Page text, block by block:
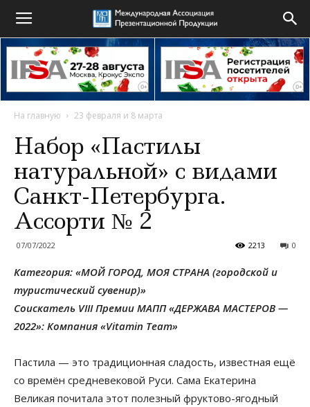
На главную 23 февраля и 8 марта
Набор «Пастилы
натуральной» с видами
Санкт-Петербурга.
Ассорти № 2
07/07/2022 0
2213
Категория: «МОЙ ГОРОД, МОЯ СТРАНА (городской и
туристический сувенир)»
Соискатель VIII Премии МАПП «ДЕРЖАВА МАСТЕРОВ —
2022»: Компания «Vitamin Team»
Пастила — это традиционная сладость, известная ещё
со времён средневековой Руси. Сама Екатерина
Великая почитала этот полезный фруктово-ягодный